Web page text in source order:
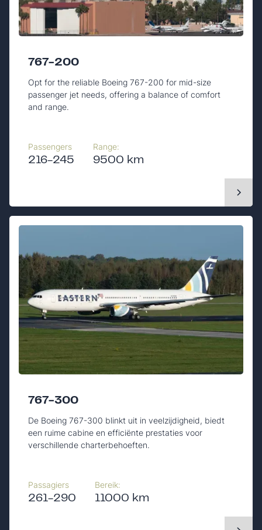
767-200
Opt for the reliable Boeing 767-200 for mid-size
passenger jet needs, offering a balance of comfort
and range.
Passengers
216-245
Range:
9500 km
767-300
De Boeing 767-300 blinkt uit in veelzijdigheid, biedt
een ruime cabine en efficiënte prestaties voor
verschillende charterbehoeften.
Passagiers
261-290
Bereik:
11000 km